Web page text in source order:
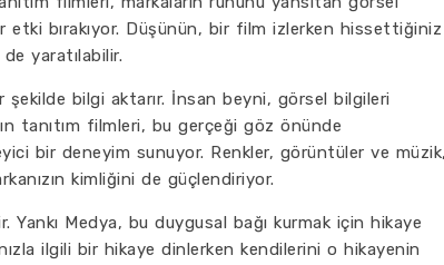
etki bırakıyor. Düşünün, bir film izlerken hissettiğiniz
yaratılabilir.
şekilde bilgi aktarır. İnsan beyni, görsel bilgileri
tanıtım filmleri, bu gerçeği göz önünde
bir deneyim sunuyor. Renkler, görüntüler ve
kimliğini de güçlendiriyor.
Medya, bu duygusal bağı kurmak için hikaye
ilgili bir hikaye dinlerken kendilerini o hikayenin